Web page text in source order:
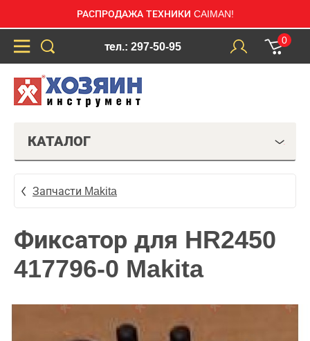
РАСПРОДАЖА ТЕХНИКИ CAIMAN!
тел.: 297-50-95
0
КАТАЛОГ
Запчасти Makita
Фиксатор для HR2450
417796-0 Makita